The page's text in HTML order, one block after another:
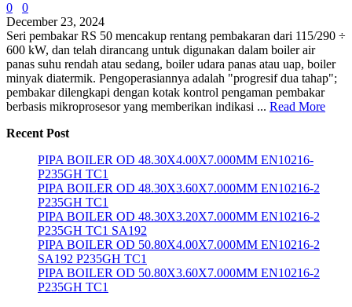
0
0
December 23, 2024
Seri pembakar RS 50 mencakup rentang pembakaran dari 115/290 ÷
600 kW, dan telah dirancang untuk digunakan dalam boiler air
panas suhu rendah atau sedang, boiler udara panas atau uap, boiler
minyak diatermik. Pengoperasiannya adalah "progresif dua tahap";
pembakar dilengkapi dengan kotak kontrol pengaman pembakar
berbasis mikroprosesor yang memberikan indikasi ... Read More
Recent Post
PIPA BOILER OD 48.30X4.00X7.000MM EN10216-
P235GH TC1
PIPA BOILER OD 48.30X3.60X7.000MM EN10216-2
P235GH TC1
PIPA BOILER OD 48.30X3.20X7.000MM EN10216-2
P235GH TC1 SA192
PIPA BOILER OD 50.80X4.00X7.000MM EN10216-2
SA192 P235GH TC1
PIPA BOILER OD 50.80X3.60X7.000MM EN10216-2
P235GH TC1